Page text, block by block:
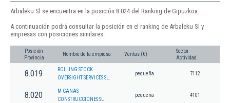
Arbaleku Sl se encuentra en la posición 8.024 del Ranking de Gipuzkoa.
A continuación podrá consultar la posición en el ranking de Arbaleku Sl y
empresas con posiciones similares:
Posición
Provincia
Nombre de la empresa Ventas (€)
Sector
Actividad
8.019
ROLLING STOCK
OVERSIGHT SERVICES SL.
pequeña 7112
8.020
M CANAS
CONSTRUCCIONES SL
pequeña 4101